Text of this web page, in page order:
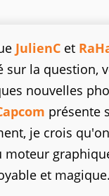
JulienC et
sur la question,
nouvelles
présente
je crois
moteur
et magique.